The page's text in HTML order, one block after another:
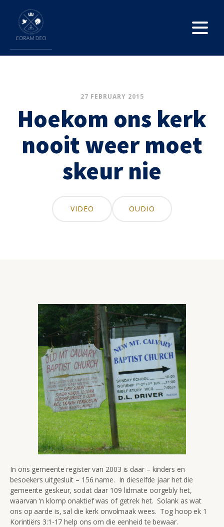
27 FEBRUARY 2015
Hoekom ons kerk
nooit weer moet
skeur nie
VIDEO OUDIO
In ons gemeente register van 2003 is daar – kinders en
besoekers uitgesluit – 156 name. In dieselfde jaar het die
gemeente geskeur, sodat daar 109 lidmate oorgebly het,
waarvan ‘n klomp onaktief was of getrek het. Solank as wat
ons op aarde is, sal die kerk onvolmaak wees. Tog hoop ek 1
Korintiërs 3:1-17 help ons om die eenheid te bewaar.